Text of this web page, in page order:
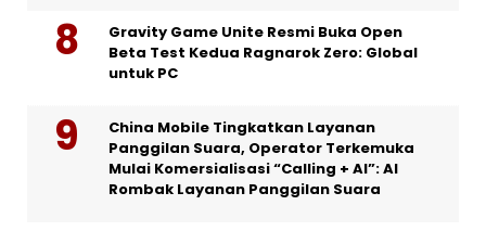
Gravity Game Unite Resmi Buka Open
Beta Test Kedua Ragnarok Zero: Global
untuk PC
China Mobile Tingkatkan Layanan
Panggilan Suara, Operator Terkemuka
Mulai Komersialisasi “Calling + AI”: AI
Rombak Layanan Panggilan Suara